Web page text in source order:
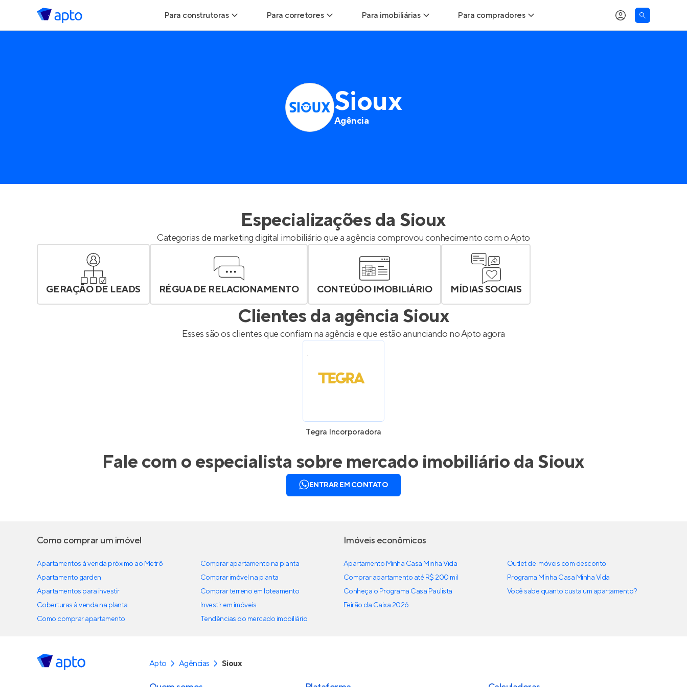
Para construtoras
Anunciar Imóveis
Para corretores
Parcerias imobiliárias
Hub de Corretores
Anunciar imóveis
Para imobiliárias
Anunciar imóveis
Para compradores
Encontre um corretor
Sioux
Agência
Especializações da Sioux
Categorias de marketing digital imobiliário que a agência comprovou conhecimento com o Apto
GERAÇÃO DE LEADS RÉGUA DE RELACIONAMENTO CONTEÚDO IMOBILIÁRIO MÍDIAS SOCIAIS
Clientes da agência Sioux
Esses são os clientes que confiam na agência e que estão anunciando no Apto agora
Tegra Incorporadora
Fale com o especialista sobre mercado imobiliário da Sioux
ENTRAR EM CONTATO
Como comprar um imóvel
Apartamentos à venda próximo ao Metrô
Apartamento garden
Apartamentos para investir
Coberturas à venda na planta
Como comprar apartamento
Comprar apartamento na planta
Comprar imóvel na planta
Comprar terreno em loteamento
Investir em imóveis
Tendências do mercado imobiliário
Imóveis econômicos
Apartamento Minha Casa Minha Vida
Comprar apartamento até R$ 200 mil
Conheça o Programa Casa Paulista
Feirão da Caixa 2026
Outlet de imóveis com desconto
Programa Minha Casa Minha Vida
Você sabe quanto custa um apartamento?
Apto Agências Sioux